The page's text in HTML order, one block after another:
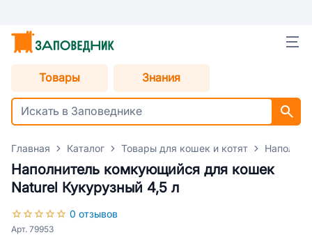
Товары Знания
Главная Каталог Товары для кошек и котят
Наполнитель комкующийся для кошек
Naturel Кукурузный 4,5 л
0 отзывов
Арт. 79953